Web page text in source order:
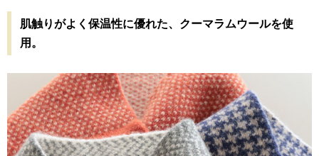
肌触りがよく保温性に優れた、クーマラムウールを使
用。